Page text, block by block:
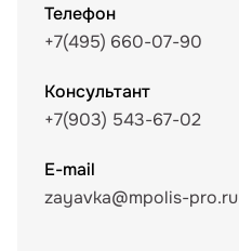
Телефон
+7(495) 660-07-90
Консультант
+7(903) 543-67-02
E-mail
zayavka@mpolis-pro.ru